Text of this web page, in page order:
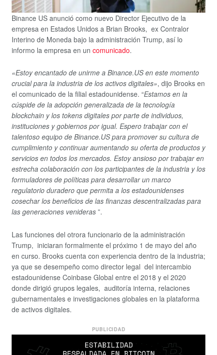
Binance US anunció como nuevo Director Ejecutivo de la
empresa en Estados Unidos a Brian Brooks, ex Contralor
Interino de Moneda bajo la administración Trump, así lo
informo la empresa en un comunicado.
«Estoy encantado de unirme a Binance.US en este momento
crucial para la industria de los activos digitales», dijo Brooks en
el comunicado de la filial estadounidense. “Estamos en la
cúspide de la adopción generalizada de la tecnología
blockchain y los tokens digitales por parte de individuos,
instituciones y gobiernos por igual. Espero trabajar con el
talentoso equipo de Binance.US para promover su cultura de
cumplimiento y continuar aumentando su oferta de productos y
servicios en todos los mercados. Estoy ansioso por trabajar en
estrecha colaboración con los participantes de la industria y los
formuladores de políticas para desarrollar un marco
regulatorio duradero que permita a los estadounidenses
cosechar los beneficios de las finanzas descentralizadas para
las generaciones venideras ”.
Las funciones del otrora funcionario de la administración
Trump, iniciaran formalmente el próximo 1 de mayo del año
en curso. Brooks cuenta con experiencia dentro de la industria;
ya que se desempeño como director legal del intercambio
estadounidense Coinbase Global entre el 2018 y el 2020
donde dirigió grupos legales, auditoría interna, relaciones
gubernamentales e investigaciones globales en la plataforma
de activos digitales.
PUBLICIDAD